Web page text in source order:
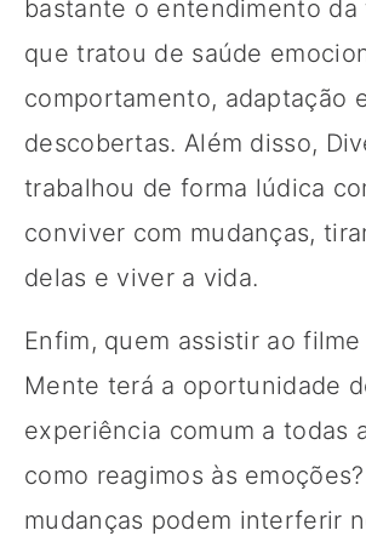
bastante o entendimento da
que tratou de saúde
comportamento, adaptação
descobertas. Além disso,
trabalhou de forma lúdica
conviver com mudanças,
delas e viver a vida.
Enfim, quem assistir ao
Mente terá a oportunidade
experiência comum a todas
como reagimos às
mudanças podem interferir